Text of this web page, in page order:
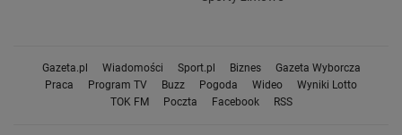
Gazeta.pl Wiadomości Sport.pl Biznes
Gazeta Wyborcza
Praca
Program TV Buzz Pogoda Wideo
Wyniki Lotto
TOK FM
Poczta Facebook RSS